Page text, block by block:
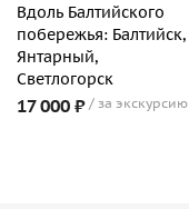
Вдоль Балтийского
побережья: Балтийск,
Янтарный,
Светлогорск
17 000 ₽ за экскурсию